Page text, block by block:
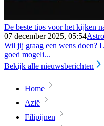
De beste tips voor het kijken
07 december 2025, 05:54
Wil jij graag een wens doen?
goed mogeli...
Bekijk alle nieuwsberichten
Home
Azië
Filipijnen